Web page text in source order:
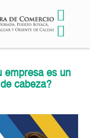
empresa es un
cabeza?